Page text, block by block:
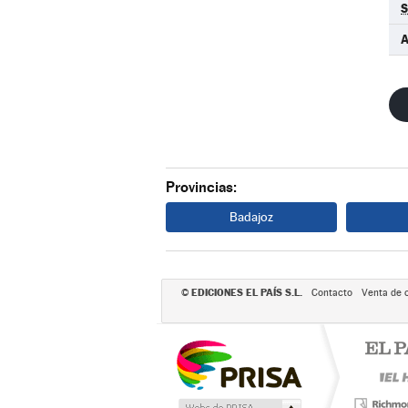
Provincias:
Badajoz
© EDICIONES EL PAÍS S.L. Contacto Venta de